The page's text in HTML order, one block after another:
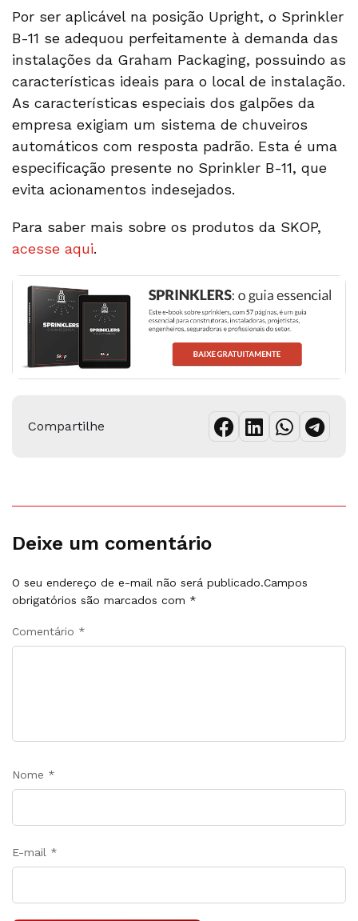
Por ser aplicável na posição Upright, o Sprinkler
B-11 se adequou perfeitamente à demanda das
instalações da Graham Packaging, possuindo as
características ideais para o local de instalação.
As características especiais dos galpões da
empresa exigiam um sistema de chuveiros
automáticos com resposta padrão. Esta é uma
especificação presente no Sprinkler B-11, que
evita acionamentos indesejados.
Para saber mais sobre os produtos da SKOP,
acesse aqui.
Compartilhe
Deixe um comentário
O seu endereço de e-mail não será publicado.Campos
obrigatórios são marcados com *
Comentário *
Nome *
E-mail *